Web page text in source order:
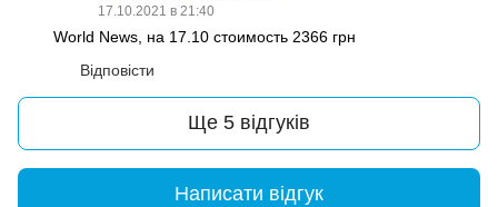
17.10.2021 в 21:40
World News, на 17.10 стоимость 2366 грн
Відповісти
Ще 5 відгуків
Написати відгук